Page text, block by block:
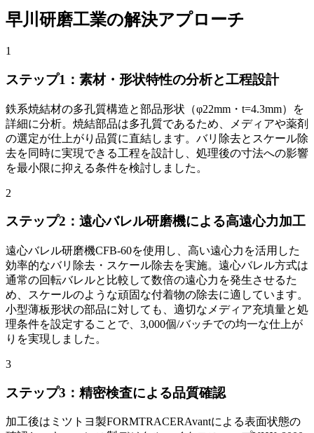
早川研磨工業の解決アプローチ
1
ステップ1：素材・形状特性の分析と工程設計
鉄系焼結材の多孔質構造と部品形状（φ22mm・t=4.3mm）を
詳細に分析。焼結部品は多孔質であるため、メディアや薬剤
の選定が仕上がり品質に直結します。バリ除去とスケール除
去を同時に実現できる工程を設計し、処理後の寸法への影響
を最小限に抑える条件を検討しました。
2
ステップ2：遠心バレル研磨機による高遠心力加工
遠心バレル研磨機CFB-60を使用し、高い遠心力を活用した
効率的なバリ除去・スケール除去を実施。遠心バレル方式は
通常の回転バレルと比較して数倍の遠心力を発生させるた
め、スケールのような頑固な付着物の除去に適しています。
小型薄板形状の部品に対しても、適切なメディア充填量と処
理条件を設定することで、3,000個/バッチでの均一な仕上が
りを実現しました。
3
ステップ3：精密検査による品質確認
加工後はミツトヨ製FORMTRACERAvantによる表面状態の